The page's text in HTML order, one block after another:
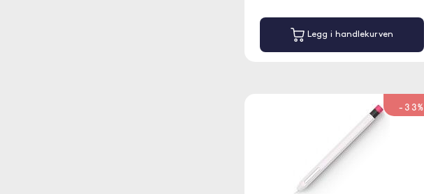
Legg i handlekurven
-33%